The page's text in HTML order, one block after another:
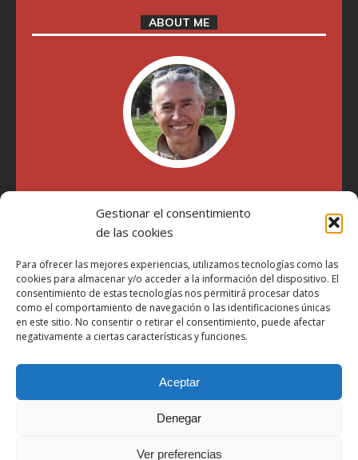
Gestionar el consentimiento
de las cookies
Para ofrecer las mejores experiencias, utilizamos tecnologías como las
cookies para almacenar y/o acceder a la información del dispositivo. El
consentimiento de estas tecnologías nos permitirá procesar datos
como el comportamiento de navegación o las identificaciones únicas
en este sitio. No consentir o retirar el consentimiento, puede afectar
negativamente a ciertas características y funciones.
Aceptar
Denegar
Ver preferencias
ABOUT ME
"Soy Manel Hospido, nací en Valencia en 1969 y desde el
año 2007 he escrito sobre motos en distintos medios.
Millatrece.com es una apuesta por escribir sobre lo que me
participa"
Aviso Legal
Política de Privacidad
Más Información sobre Cookies